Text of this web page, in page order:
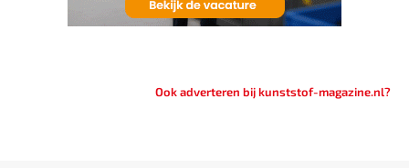
Ook adverteren bij kunststof-magazine.nl?